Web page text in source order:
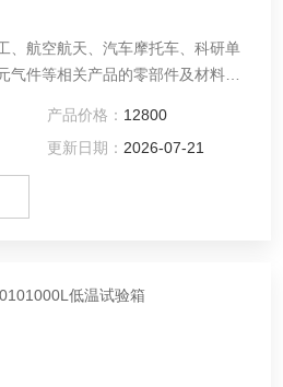
、航空航天、汽车摩托车、科研单
气件等相关产品的零部件及材料在
产品价格： 12800
更新日期： 2026-07-21